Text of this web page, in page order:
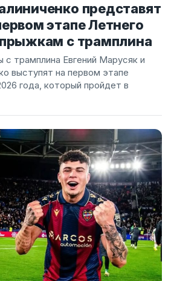
представят
этапе Летнего
с трамплина
с трамплина Евгений Марусяк и
выступят на первом этапе
года, который пройдет в